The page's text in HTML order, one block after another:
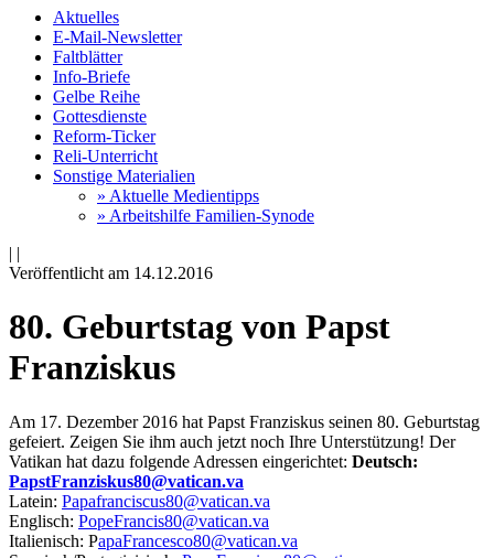
Aktuelles
E-Mail-Newsletter
Faltblätter
Info-Briefe
Gelbe Reihe
Gottesdienste
Reform-Ticker
Reli-Unterricht
Sonstige Materialien
» Aktuelle Medientipps
» Arbeitshilfe Familien-Synode
| |
Veröffentlicht am 14­.12.2016
80. Geburtstag von Papst
Franziskus
Am 17. Dezember 2016 hat Papst Franziskus seinen 80. Geburtstag
gefeiert. Zeigen Sie ihm auch jetzt noch Ihre Unterstützung! Der
Vatikan hat dazu folgende Adressen eingerichtet: Deutsch:
PapstFranziskus80@vatican.va
Latein: Papafranciscus80@vatican.va
Englisch: PopeFrancis80@vatican.va
Italienisch: PapaFrancesco80@vatican.va